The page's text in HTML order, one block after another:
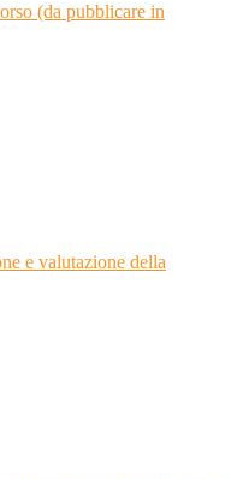
(da pubblicare in
e valutazione della